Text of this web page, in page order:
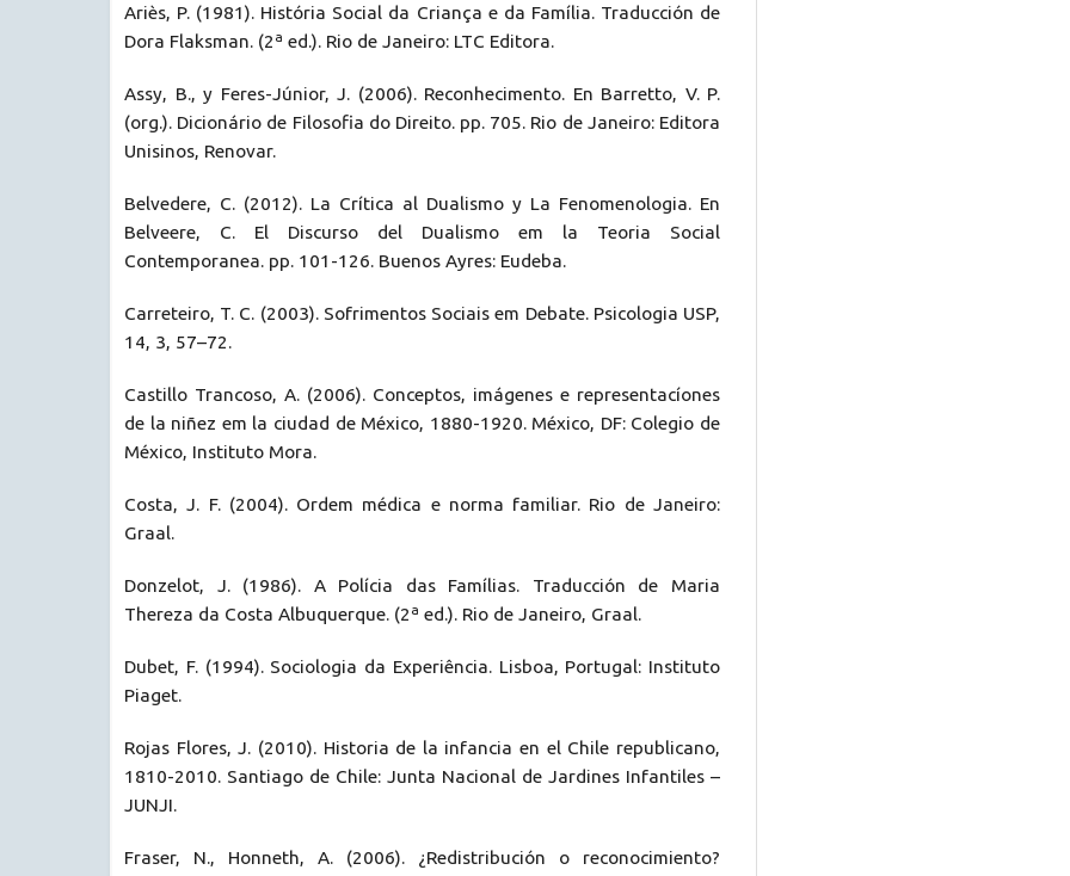
Ariès, P. (1981). História Social da Criança e da Família. Traducción de
Dora Flaksman. (2ª ed.). Rio de Janeiro: LTC Editora.
Assy, B., y Feres-Júnior, J. (2006). Reconhecimento. En Barretto, V. P.
(org.). Dicionário de Filosofia do Direito. pp. 705. Rio de Janeiro: Editora
Unisinos, Renovar.
Belvedere, C. (2012). La Crítica al Dualismo y La Fenomenologia. En
Belveere, C. El Discurso del Dualismo em la Teoria Social
Contemporanea. pp. 101-126. Buenos Ayres: Eudeba.
Carreteiro, T. C. (2003). Sofrimentos Sociais em Debate. Psicologia USP,
14, 3, 57–72.
Castillo Trancoso, A. (2006). Conceptos, imágenes e representacíones
de la niñez em la ciudad de México, 1880-1920. México, DF: Colegio de
México, Instituto Mora.
Costa, J. F. (2004). Ordem médica e norma familiar. Rio de Janeiro:
Graal.
Donzelot, J. (1986). A Polícia das Famílias. Traducción de Maria
Thereza da Costa Albuquerque. (2ª ed.). Rio de Janeiro, Graal.
Dubet, F. (1994). Sociologia da Experiência. Lisboa, Portugal: Instituto
Piaget.
Rojas Flores, J. (2010). Historia de la infancia en el Chile republicano,
1810-2010. Santiago de Chile: Junta Nacional de Jardines Infantiles –
JUNJI.
Fraser, N., Honneth, A. (2006). ¿Redistribución o reconocimiento?